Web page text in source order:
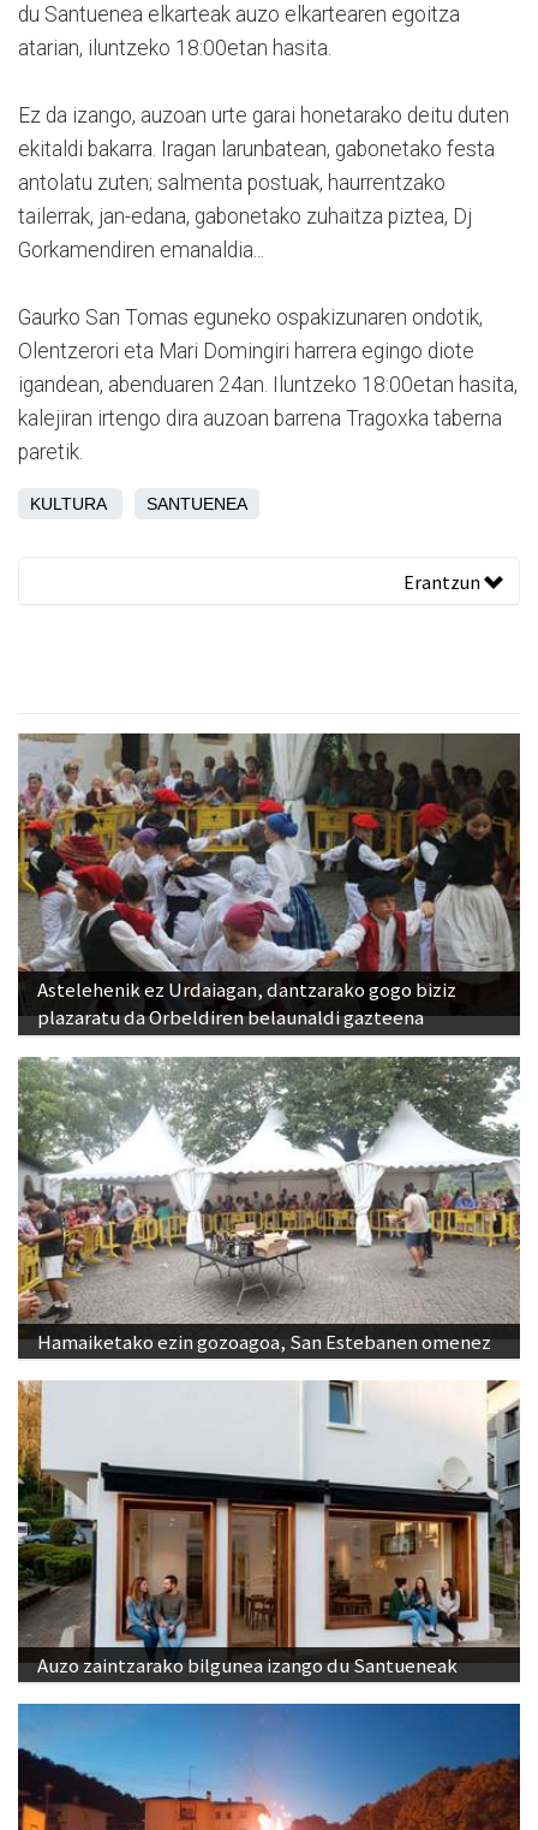
du Santuenea elkarteak auzo elkartearen egoitza
atarian, iluntzeko 18:00etan hasita.
Ez da izango, auzoan urte garai honetarako deitu duten
ekitaldi bakarra. Iragan larunbatean, gabonetako festa
antolatu zuten; salmenta postuak, haurrentzako
tailerrak, jan-edana, gabonetako zuhaitza piztea, Dj
Gorkamendiren emanaldia...
Gaurko San Tomas eguneko ospakizunaren ondotik,
Olentzerori eta Mari Domingiri harrera egingo diote
igandean, abenduaren 24an. Iluntzeko 18:00etan hasita,
kalejiran irtengo dira auzoan barrena Tragoxka taberna
paretik.
KULTURA SANTUENEA
Erantzun
Astelehenik ez Urdaiagan, dantzarako gogo biziz
plazaratu da Orbeldiren belaunaldi gazteena
Hamaiketako ezin gozoagoa, San Estebanen omenez
Auzo zaintzarako bilgunea izango du Santueneak